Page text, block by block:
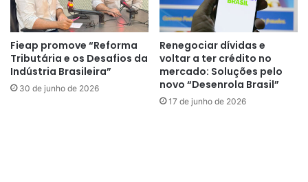
Fieap promove “Reforma
Tributária e os Desafios da
Indústria Brasileira”
30 de junho de 2026
Renegociar dívidas e
voltar a ter crédito no
mercado: Soluções pelo
novo “Desenrola Brasil”
17 de junho de 2026